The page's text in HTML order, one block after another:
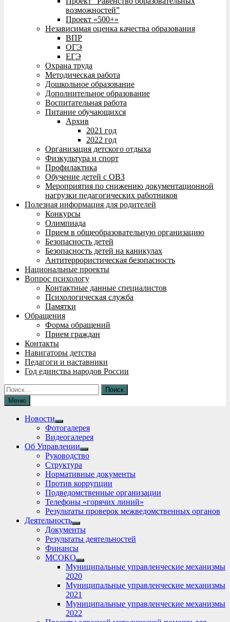
возможностей”
Проект «500+»
Независимая оценка качества образования
ВПР
ОГЭ
ЕГЭ
Охрана труда
Методическая работа
Дошкольное образование
Дополнительное образование
Воспитательная работа
Питание обучающихся
Архив
2021 год
2022 год
Организация детского отдыха
Физкультура и спорт
Профилактика
Обучение детей с ОВЗ
Мероприятия по снижению документационной
нагрузки педагогических работников
Полезная информация для родителей
Конкурсы
Олимпиада
Прием в общеобразовательную организацию
Безопасность детей
Безопасность детей на каникулах
Антитеррористическая безопасность
Национальные проекты
Вопрос психологу
Контактные данные специалистов
Психологическая служба
Памятки
Обращения
Форма обращений
Прием граждан
Контакты
Навигаторы детства
Педагоги и наставники
Год единства народов России
Найти:
Меню
Новости
Show
sub
menu
Фотогалерея
Видеогалерея
Об Управлении
Show
sub
Руководство
Структура
Нормативные документы
Против коррупции
Подведомственные организации
Телефоны «горячих линий»
Результаты проверок межведомственных органов
Деятельность
Show
sub
menu
Документы
Результаты деятельностей
Финансы
МСОКО
Show
sub
menu
Муниципальные управленческие механизмы
2020
Муниципальные управленческие механизмы
2021
Муниципальные управленческие механизмы
2022